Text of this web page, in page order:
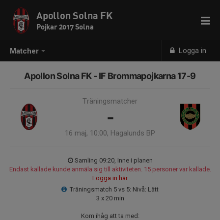
Matcher Logga in
Apollon Solna FK
Pojkar 2017 Solna
Apollon Solna FK - IF Brommapojkarna 17-9
Träningsmatcher
-
16 maj, 10:00, Hagalunds BP
Samling 09:20, Inne i planen
Endast kallade kunde anmäla sig till aktiviteten. 15 personer var kallade.
Logga in här
Träningsmatch 5 vs 5: Nivå: Lätt
3 x 20 min
Kom ihåg att ta med: